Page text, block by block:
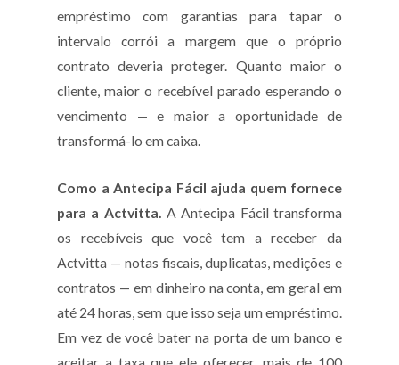
empréstimo com garantias para tapar o
intervalo corrói a margem que o próprio
contrato deveria proteger. Quanto maior o
cliente, maior o recebível parado esperando o
vencimento — e maior a oportunidade de
transformá-lo em caixa.
Como a Antecipa Fácil ajuda quem fornece
para a Actvitta. A Antecipa Fácil transforma
os recebíveis que você tem a receber da
Actvitta — notas fiscais, duplicatas, medições e
contratos — em dinheiro na conta, em geral em
até 24 horas, sem que isso seja um empréstimo.
Em vez de você bater na porta de um banco e